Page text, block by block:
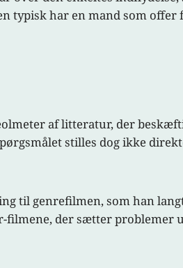
typisk har en mand som offer
af litteratur, der
stilles dog ikke
til genrefilmen, som han
der sætter problemer